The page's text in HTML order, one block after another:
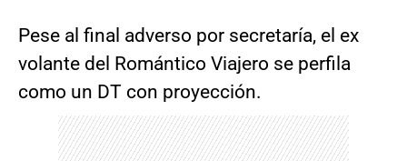
Pese al final adverso por secretaría, el ex
volante del Romántico Viajero se perfila
como un DT con proyección.